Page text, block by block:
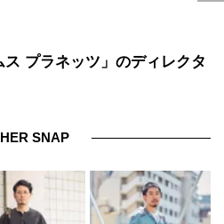
ス プラネッツ」のディレクタ
SNAP